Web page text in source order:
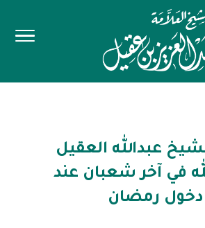
عبدالله العقيل
في آخر شعبان عند
دخول رمضان